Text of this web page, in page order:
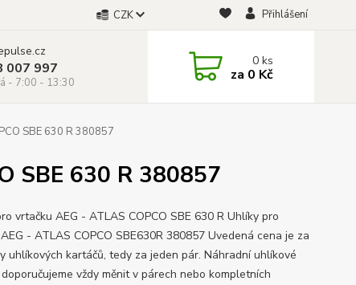
CZK Přihlášení
007 997
- 7:00 - 13:30
0ks
za 0 Kč
SBE 630 R 380857
SBE 630 R 380857
vrtačku AEG - ATLAS COPCO SBE 630 R Uhlíky pro
- ATLAS COPCO SBE630R 380857 Uvedená cena je za
uhlíkových kartáčů, tedy za jeden pár. Náhradní uhlíkové
vždy měnit v párech nebo kompletních